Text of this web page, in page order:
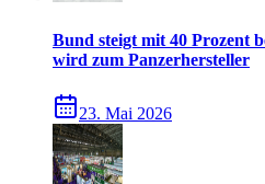
Bund steigt mit 40 Prozent
wird zum Panzerhersteller
23. Mai 2026